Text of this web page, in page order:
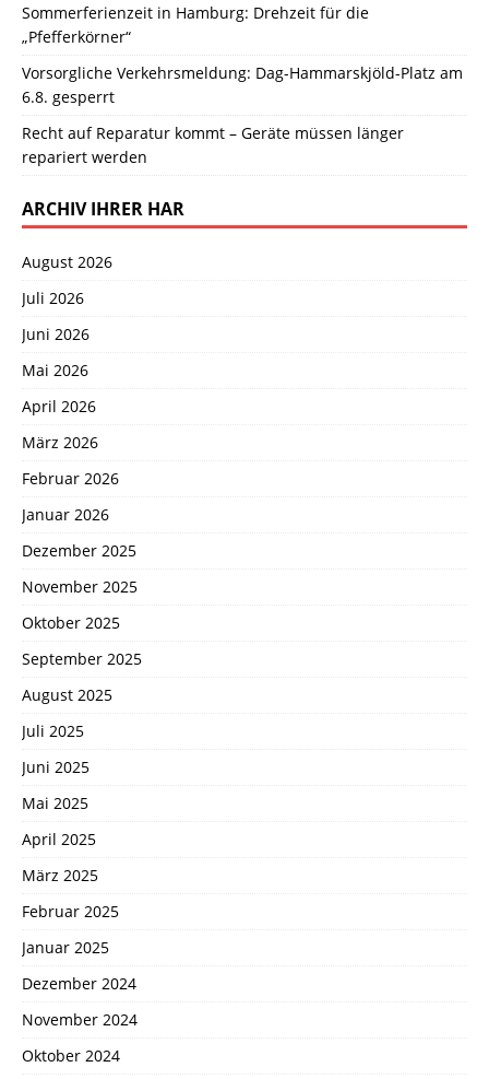
Sommerferienzeit in Hamburg: Drehzeit für die
„Pfefferkörner“
Vorsorgliche Verkehrsmeldung: Dag-Hammarskjöld-Platz am
6.8. gesperrt
Recht auf Reparatur kommt – Geräte müssen länger
repariert werden
ARCHIV IHRER HAR
August 2026
Juli 2026
Juni 2026
Mai 2026
April 2026
März 2026
Februar 2026
Januar 2026
Dezember 2025
November 2025
Oktober 2025
September 2025
August 2025
Juli 2025
Juni 2025
Mai 2025
April 2025
März 2025
Februar 2025
Januar 2025
Dezember 2024
November 2024
Oktober 2024